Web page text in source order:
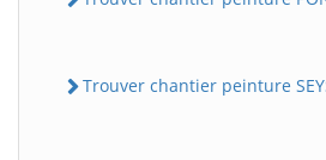
Trouver chantier peinture